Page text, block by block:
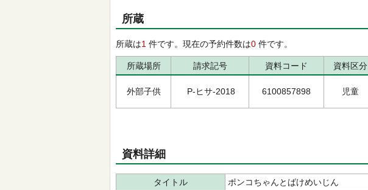
所蔵
所蔵は1 件です。現在の予約件数は0 件です。
所蔵場所 請求記号 資料コード 資料区分
外部子供 P-ヒサ-2018 6100857898 児童
資料詳細
タイトル
ポンコちゃんとばけめいじん